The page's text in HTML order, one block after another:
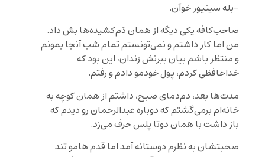
-بله سینیور خوآن.
صاحب‌کافه یکی دیگه از همان دَم‌کشیده‌ها بش داد.
من اما کار داشتم و نمی‌تونستم تمام شب آنجا بمونم
و منتظر باشم بیان ببرنش زندان، این بود که
خداحافظی کردم، پول خودمو دادم و رفتم.
مدت‌ها بعد، دم‌دمای صبح، داشتم از همان کوچه به
خانه‌ام برمی‌گشتم که دوباره عبدالرحمان رو دیدم که
باز داشت با همان دوتا پلس حرف می‌زد.
صحبتشان به نظرم دوستانه آمد اما قدم هامو تند